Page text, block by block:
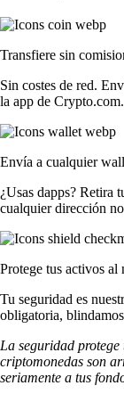
Transfiere sin
Sin costes de red.
la app de
Envía a cualquier
¿Usas dapps? Retira
cualquier dirección
Protege tus activos al
Tu seguridad es
obligatoria,
La seguridad
criptomonedas son
seriamente a tus